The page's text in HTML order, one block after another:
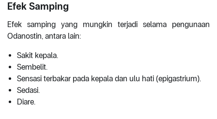
Efek Samping
Efek samping yang mungkin terjadi selama pengunaan
Odanostin, antara lain:
Sakit kepala.
Sembelit.
Sensasi terbakar pada kepala dan ulu hati (epigastrium).
Sedasi.
Diare.